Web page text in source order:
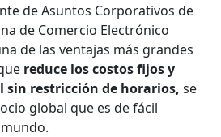
de Asuntos Corporativos de
de Comercio Electrónico
de las ventajas más grandes
reduce los costos fijos y
sin restricción de horarios,se
global que es de fácil